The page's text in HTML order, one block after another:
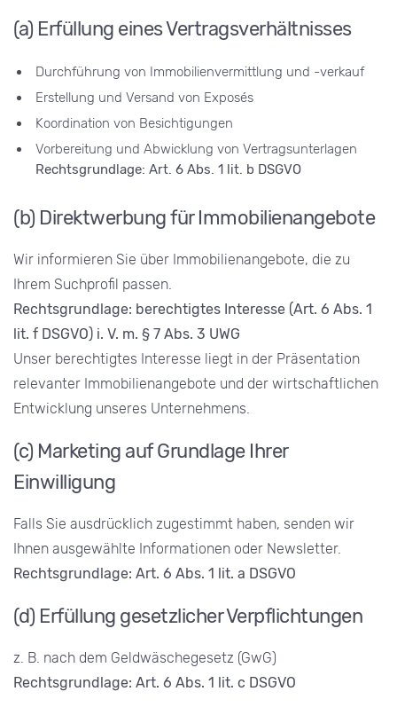
(a) Erfüllung eines Vertragsverhältnisses
Durchführung von Immobilienvermittlung und -verkauf
Erstellung und Versand von Exposés
Koordination von Besichtigungen
Vorbereitung und Abwicklung von Vertragsunterlagen
Rechtsgrundlage: Art. 6 Abs. 1 lit. b DSGVO
(b) Direktwerbung für Immobilienangebote
Wir informieren Sie über Immobilienangebote, die zu
Ihrem Suchprofil passen.
Rechtsgrundlage: berechtigtes Interesse (Art. 6 Abs. 1
lit. f DSGVO) i. V. m. § 7 Abs. 3 UWG
Unser berechtigtes Interesse liegt in der Präsentation
relevanter Immobilienangebote und der wirtschaftlichen
Entwicklung unseres Unternehmens.
(c) Marketing auf Grundlage Ihrer
Einwilligung
Falls Sie ausdrücklich zugestimmt haben, senden wir
Ihnen ausgewählte Informationen oder Newsletter.
Rechtsgrundlage: Art. 6 Abs. 1 lit. a DSGVO
(d) Erfüllung gesetzlicher Verpflichtungen
z. B. nach dem Geldwäschegesetz (GwG)
Rechtsgrundlage: Art. 6 Abs. 1 lit. c DSGVO